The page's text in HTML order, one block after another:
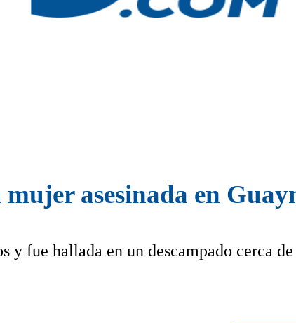
asesinada en
fue hallada en un descampado cerca de